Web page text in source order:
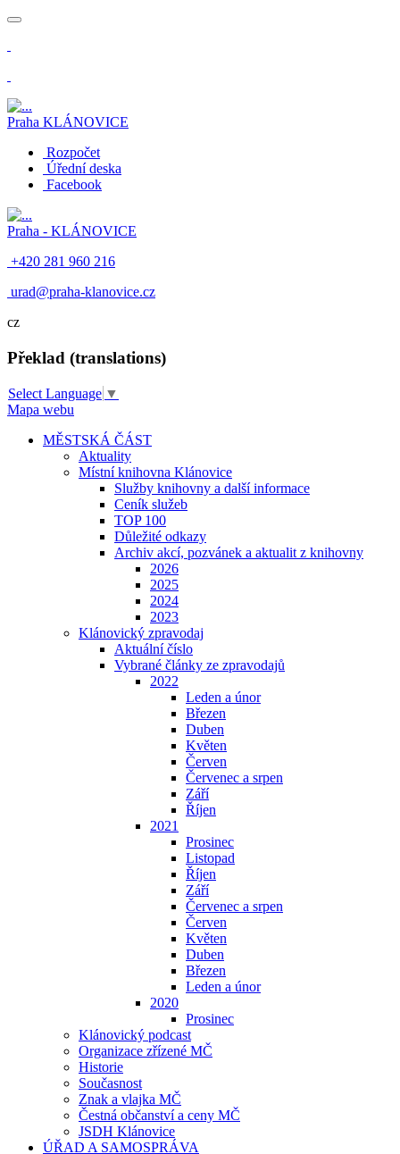
Praha KLÁNOVICE
Rozpočet
Úřední deska
Facebook
Praha - KLÁNOVICE
+420 281 960 216
urad@praha-klanovice.cz
cz
Překlad (translations)
Select Language ▼
Mapa webu
MĚSTSKÁ ČÁST
Aktuality
Místní knihovna Klánovice
Služby knihovny a další informace
Ceník služeb
TOP 100
Důležité odkazy
Archiv akcí, pozvánek a aktualit z knihovny
2026
2025
2024
2023
Klánovický zpravodaj
Aktuální číslo
Vybrané články ze zpravodajů
2022
Leden a únor
Březen
Duben
Květen
Červen
Červenec a srpen
Září
Říjen
2021
Prosinec
Listopad
Říjen
Září
Červenec a srpen
Červen
Květen
Duben
Březen
Leden a únor
2020
Prosinec
Klánovický podcast
Organizace zřízené MČ
Historie
Současnost
Znak a vlajka MČ
Čestná občanství a ceny MČ
JSDH Klánovice
ÚŘAD A SAMOSPRÁVA